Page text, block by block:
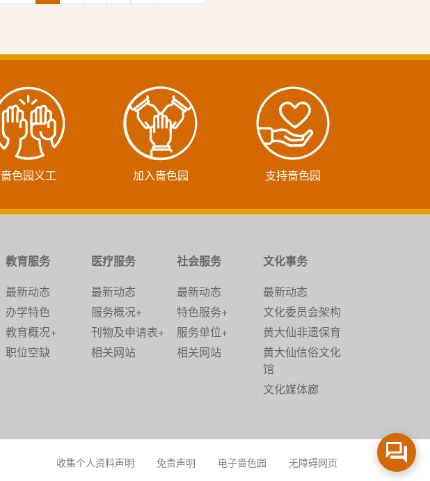
啬色园义工 加入啬色园 支持啬色园
教育服务
最新动态
办学特色
教育概况+
职位空缺
医疗服务
最新动态
服务概况+
刊物及申请表+
相关网站
社会服务
最新动态
特色服务+
服务单位+
相关网站
文化事务
最新动态
文化委员会架构
黄大仙非遗保育
黄大仙信俗文化
馆
文化媒体廊
收集个人资料声明 免责声明 电子啬色园 无障碍网页